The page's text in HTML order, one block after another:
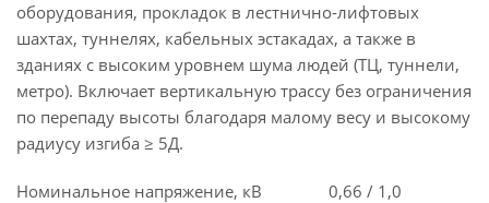
оборудования, прокладок в лестнично-лифтовых
шахтах, туннелях, кабельных эстакадах, а также в
зданиях с высоким уровнем шума людей (ТЦ, туннели,
метро). Включает вертикальную трассу без ограничения
по перепаду высоты благодаря малому весу и высокому
радиусу изгиба ≥ 5Д.
Номинальное напряжение, кВ
0,66 / 1,0